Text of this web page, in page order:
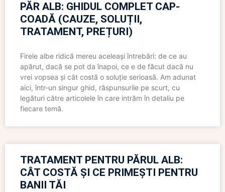
PĂR ALB: GHIDUL COMPLET CAP-
COADĂ (CAUZE, SOLUȚII,
TRATAMENT, PREȚURI)
Firele albe ridică mereu aceleași întrebări: de ce au
apărut, dacă se pot da înapoi, ce e de făcut dacă nu
vrei vopsea și cât costă o soluție serioasă. Am adunat
aici, într-un singur ghid, răspunsurile pe scurt, cu
legături către articolele în care intrăm în detaliu pe
fiecare temă.
TRATAMENT PENTRU PĂRUL ALB:
CÂT COSTĂ ȘI CE PRIMEȘTI PENTRU
BANII TĂI